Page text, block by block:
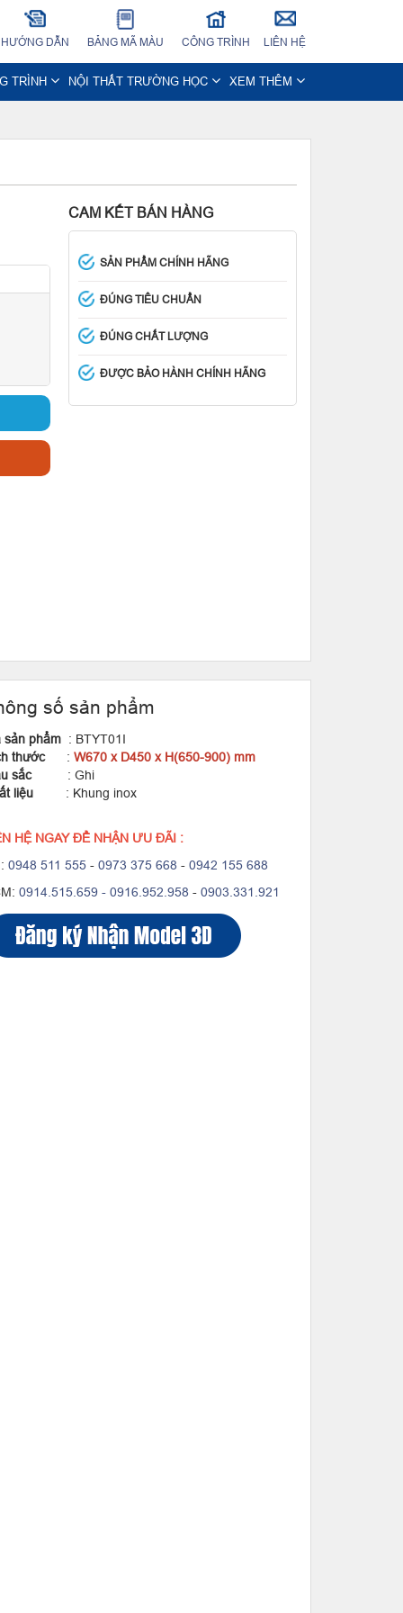
HƯỚNG DẪN BẢNG MÃ MÀU CÔNG TRÌNH LIÊN HỆ
TRÌNH NỘI THẤT TRƯỜNG HỌC XEM THÊM
CAM KẾT BÁN HÀNG
SẢN PHẨM CHÍNH HÃNG
ĐÚNG TIÊU CHUẨN
ĐÚNG CHẤT LƯỢNG
ĐƯỢC BẢO HÀNH CHÍNH HÃNG
số sản phẩm
sản phẩm: BTYT01I
thước : W670 x D450 x H(650-900) mm
sắc
: Ghi
liệu : Khung inox
HỆ NGAY ĐỂ NHẬN ƯU ĐÃI :
0948 511 555- 0973 375 668 - 0942 155 688
0914.515.659 - 0916.952.958 - 0903.331.921